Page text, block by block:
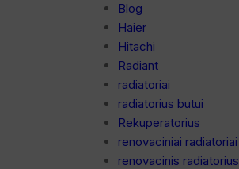
Blog
Haier
Hitachi
Radiant
radiatoriai
radiatorius butui
Rekuperatorius
renovaciniai radiatoriai
renovacinis radiatorius